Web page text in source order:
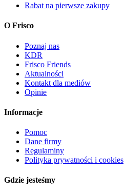
Rabat na pierwsze zakupy
O Frisco
Poznaj nas
KDR
Frisco Friends
Aktualności
Kontakt dla mediów
Opinie
Informacje
Pomoc
Dane firmy
Regulaminy
Polityka prywatności i cookies
Gdzie jesteśmy